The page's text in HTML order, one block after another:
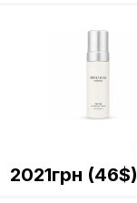
2021грн (46$)